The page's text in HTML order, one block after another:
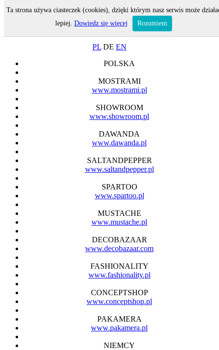
MENU
ON-LINE SHOP
PL DE EN
POLSKA
MOSTRAMI
www.mostrami.pl
SHOWROOM
www.showroom.pl
DAWANDA
www.dawanda.pl
SALTANDPEPPER
www.saltandpepper.pl
SPARTOO
www.spartoo.pl
MUSTACHE
www.mustache.pl
DECOBAZAAR
www.decobazaar.com
FASHIONALITY
www.fashionality.pl
CONCEPTSHOP
www.conceptshop.pl
PAKAMERA
www.pakamera.pl
NIEMCY
Ta strona używa ciasteczek (cookies), dzięki którym nasz serwis może
lepiej. Dowiedz się więcej Rozumiem